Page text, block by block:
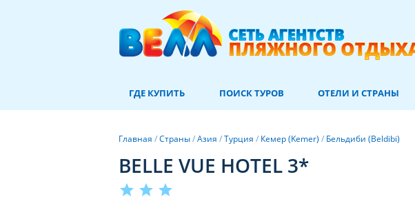
ГДЕ КУПИТЬ ПОИСК ТУРОВ ОТЕЛИ И СТРАНЫ
Главная /Страны/Азия /Турция / Кемер (Kemer) / Бельдиби (Beldibi)
BELLE VUE HOTEL 3*
star star star